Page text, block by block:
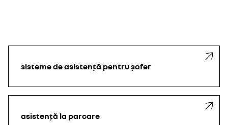
sisteme de asistență pentru șofer
asistență la parcare